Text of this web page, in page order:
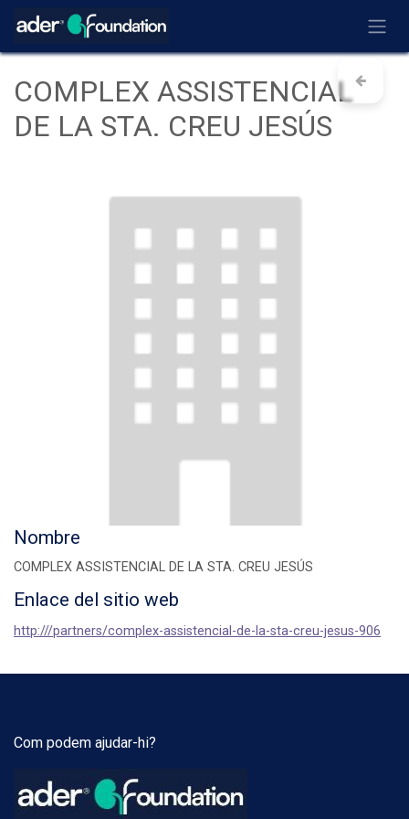
Ir al contenido
COMPLEX ASSISTENCIAL
DE LA STA. CREU JESÚS
Nombre
COMPLEX ASSISTENCIAL DE LA STA. CREU JESÚS
Enlace del sitio web
http:///partners/complex-assistencial-de-la-sta-creu-jesus-906
Com podem ajudar-hi?